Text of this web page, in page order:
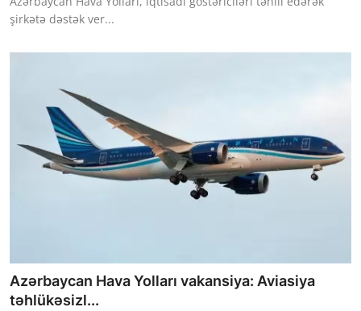
şirkətə dəstək ver...
Azərbaycan Hava Yolları vakansiya: Aviasiya
təhlükəsizl...